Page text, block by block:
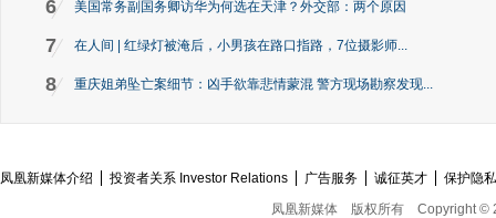
6 美国常务副国务卿访华为何选在天津？外交部：两个原因
7 在人间 | 红绿灯被淹后，小男孩在路口指路，7位摄影师...
8 重庆姐弟坠亡案细节：凶手欲靠悲情蒙混 警方现场勘察发现...
凤凰新媒体介绍 投资者关系 Investor Relations 广告服务 诚征英才
保护隐
凤凰新媒体
版权所有 Copyright ©